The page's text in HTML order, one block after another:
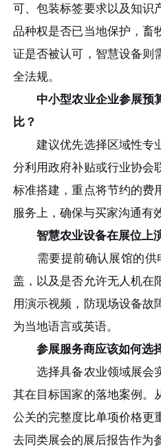
可、包装标签要求以及知识
品种权是否已当地保护，畜
证是否被认可，智慧设备则
全法规。
中小型农业企业参展预
比？
建议优先选择区域性专
分利用政府补贴或行业协会
标准搭建，重点将节约的费
服务上，确保与买家沟通有
智慧农业设备在展位上
需要提前确认展馆的供
盖，以及是否允许无人机在
用演示视频，防现场设备故
为当地语言或英语。
参展服务商应该如何选
选择具备农业领域展会
其在目标国家的落地案例。
公关的完整度比单项价格更
去同类展会的展后报告作为